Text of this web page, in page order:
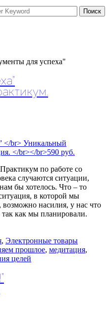
для успеха"
по работе со
случаются ситуации,
бы хотелось. Что – то
в которой мы
насилия, у нас что
как мы планировали.
, Электронные товары
прошлое, медитация,
целей